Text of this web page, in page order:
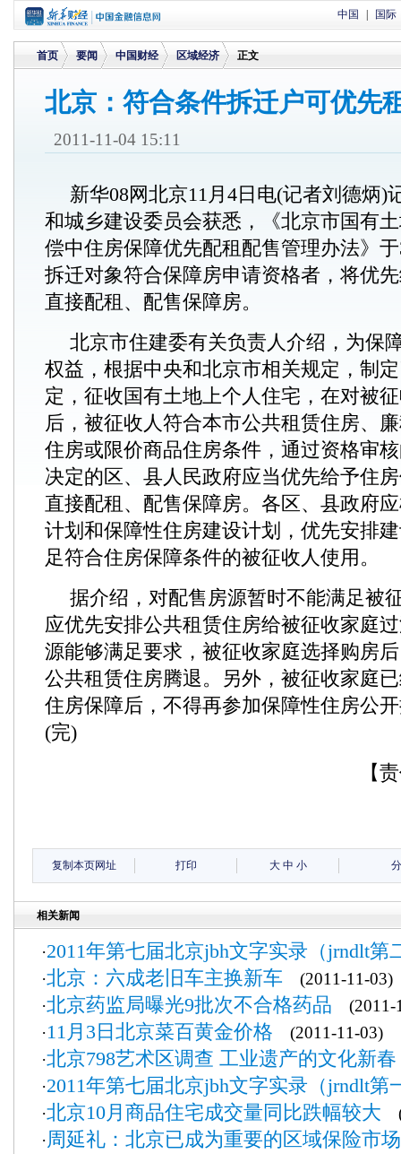
中国 国际
首页
>
要闻
>
中国财经 区域经济 正文
北京：符合条件拆迁户可优先
2011-11-04 15:11
新华08网北京11月4日电(记者刘德炳)
和城乡建设委员会获悉，《北京市国有
偿中住房保障优先配租配售管理办法》
拆迁对象符合保障房申请资格者，将优
直接配租、配售保障房。
北京市住建委有关负责人介绍，为保
权益，根据中央和北京市相关规定，制
定，征收国有土地上个人住宅，在对被
后，被征收人符合本市公共租赁住房、
住房或限价商品住房条件，通过资格审
决定的区、县人民政府应当优先给予住
直接配租、配售保障房。各区、县政府
计划和保障性住房建设计划，优先安排
足符合住房保障条件的被征收人使用。
据介绍，对配售房源暂时不能满足被
应优先安排公共租赁住房给被征收家庭
源能够满足要求，被征收家庭选择购房
公共租赁住房腾退。另外，被征收家庭
住房保障后，不得再参加保障性住房公
(完)
【
复制本页网址 打印 大 中 小
相关新闻
·2011年第七届北京jbh文字实录（jrndlt第
·北京：六成老旧车主换新车 (2011-11-03)
·北京药监局曝光9批次不合格药品 (2011-
·11月3日北京菜百黄金价格 (2011-11-03)
·北京798艺术区调查 工业遗产的文化新春
·2011年第七届北京jbh文字实录（jrndlt第
·北京10月商品住宅成交量同比跌幅较大
·周延礼：北京已成为重要的区域保险市